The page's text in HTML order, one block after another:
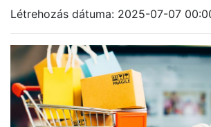
Létrehozás dátuma: 2025-07-07